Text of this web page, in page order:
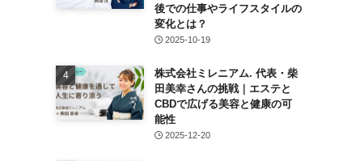
後での仕事やライフスタイルの
変化とは？
2025-10-19
株式会社ミレニアム. 代表・柴
田美幸さんの挑戦｜エステと
CBDで広げる美容と健康の可
能性
2025-12-20